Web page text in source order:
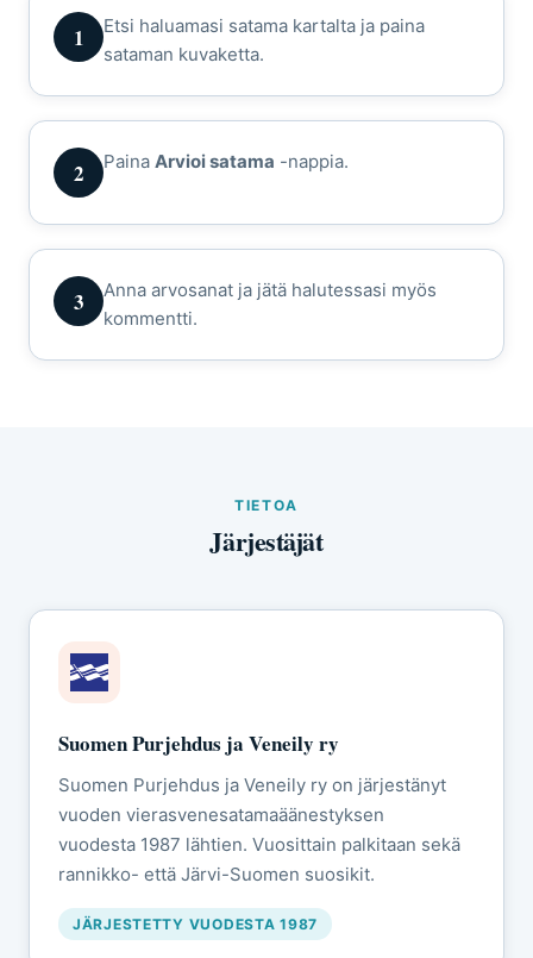
1
Etsi haluamasi satama kartalta ja paina
sataman kuvaketta.
2 Paina Arvioi satama -nappia.
3
Anna arvosanat ja jätä halutessasi myös
kommentti.
TIETOA
Järjestäjät
Suomen Purjehdus ja Veneily ry
Suomen Purjehdus ja Veneily ry on järjestänyt
vuoden vierasvenesatamaäänestyksen
vuodesta 1987 lähtien. Vuosittain palkitaan sekä
rannikko- että Järvi-Suomen suosikit.
JÄRJESTETTY VUODESTA 1987